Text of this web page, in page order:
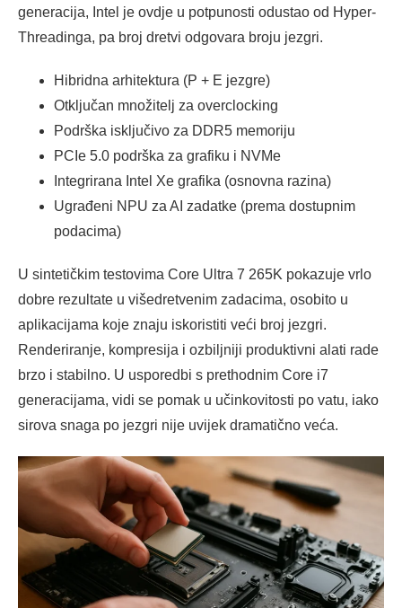
generacija, Intel je ovdje u potpunosti odustao od Hyper-
Threadinga, pa broj dretvi odgovara broju jezgri.
Hibridna arhitektura (P + E jezgre)
Otključan množitelj za overclocking
Podrška isključivo za DDR5 memoriju
PCIe 5.0 podrška za grafiku i NVMe
Integrirana Intel Xe grafika (osnovna razina)
Ugrađeni NPU za AI zadatke (prema dostupnim
podacima)
U sintetičkim testovima Core Ultra 7 265K pokazuje vrlo
dobre rezultate u višedretvenim zadacima, osobito u
aplikacijama koje znaju iskoristiti veći broj jezgri.
Renderiranje, kompresija i ozbiljniji produktivni alati rade
brzo i stabilno. U usporedbi s prethodnim Core i7
generacijama, vidi se pomak u učinkovitosti po vatu, iako
sirova snaga po jezgri nije uvijek dramatično veća.